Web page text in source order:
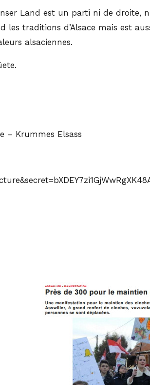
Land est un parti ni de droite,
les traditions d’Alsace mais est
alsaciennes.
– Krummes Elsass